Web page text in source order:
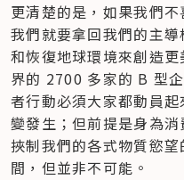
更清楚的是，如果我們
我們就要拿回我們的主
和恢復地球環境來創造
界的 2700 多家的 B 型
者行動必須大家都動員
變發生；但前提是身為
挾制我們的各式物質慾
間，但並非不可能。